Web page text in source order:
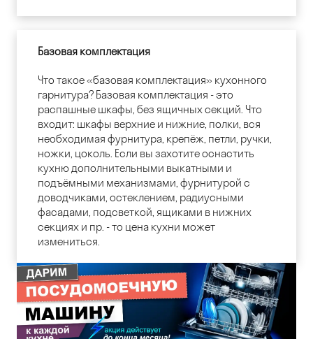
Базовая комплектация
Что такое «базовая комплектация» кухонного
гарнитура? Базовая комплектация - это
распашные шкафы, без ящичных секций. Что
входит: шкафы верхние и нижние, полки, вся
необходимая фурнитура, крепёж, петли, ручки,
ножки, цоколь. Если вы захотите оснастить
кухню дополнительными выкатными и
подъёмными механизмами, фурнитурой с
доводчиками, остеклением, радиусными
фасадами, подсветкой, ящиками в нижних
секциях и пр. - то цена кухни может
измениться.